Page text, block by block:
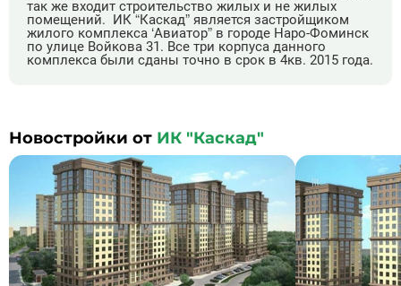
так же входит строительство жилых и не жилых
помещений. ИК “Каскад” является застройщиком
жилого комплекса ‘Авиатор” в городе Наро-Фоминск
по улице Войкова 31. Все три корпуса данного
комплекса были сданы точно в срок в 4кв. 2015 года.
Новостройки от ИК "Каскад"